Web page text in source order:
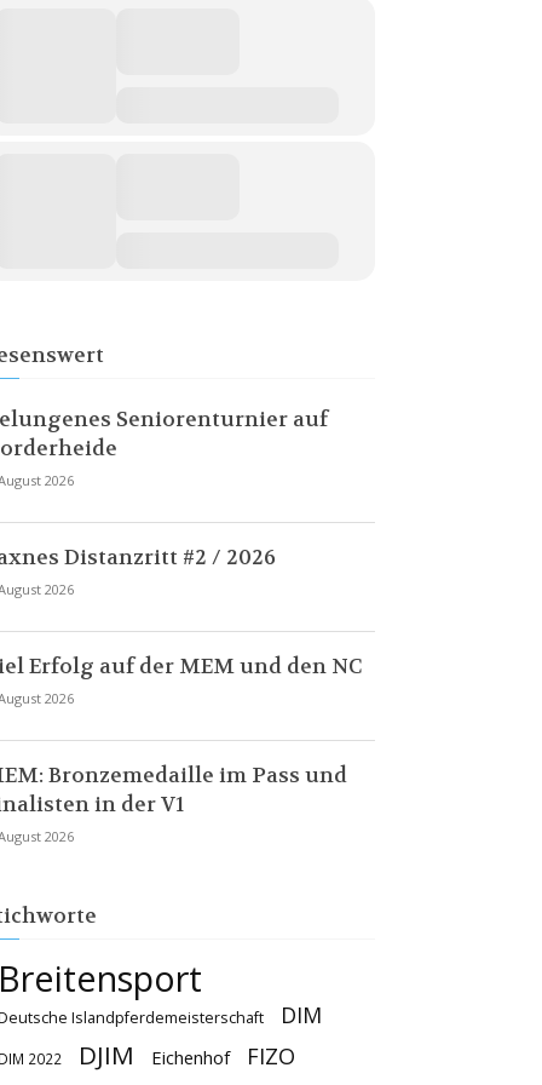
Seniorenturnier auf
2026
Distanzritt #2 / 2026
2026
Erfolg auf der MEM und den NC
2026
Bronzemedaille im Pass und
in der V1
2026
Breitensport
Islandpferdemeisterschaft DIM
DIM 2022 DJIM Eichenhof FIZO